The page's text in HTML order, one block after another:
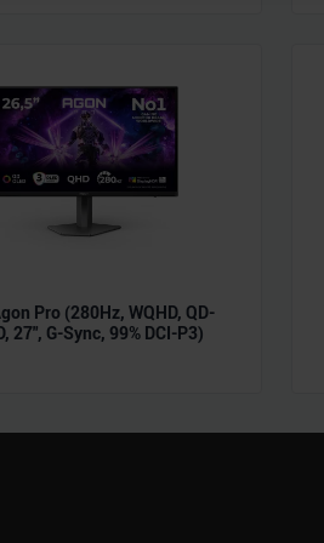
Pro (280Hz, WQHD, QD-
27", G-Sync, 99% DCI-P3)